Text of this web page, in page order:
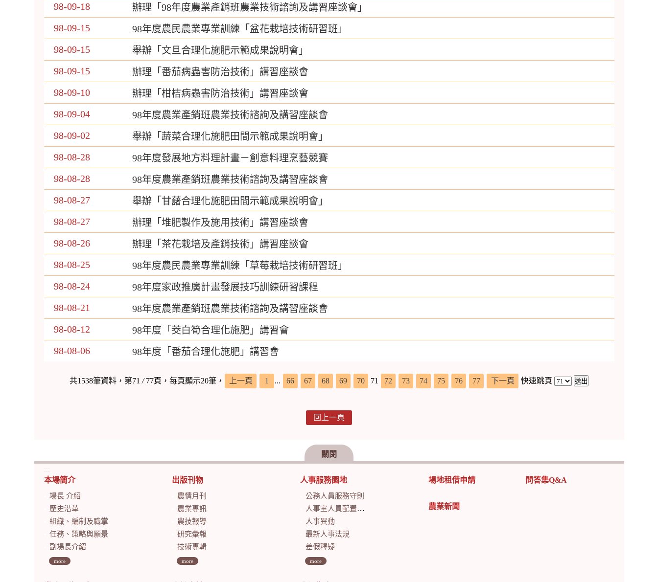
98-09-18
辦理「98年度農業產銷班農業技術諮詢及講習座談會」
98-09-15
98年度農民農業專業訓練「盆花栽培技術研習班」
98-09-15
舉辦「文旦合理化施肥示範成果說明會」
98-09-15
辦理「番茄病蟲害防治技術」講習座談會
98-09-10
辦理「柑桔病蟲害防治技術」講習座談會
98-09-04
98年度農業產銷班農業技術諮詢及講習座談會
98-09-02
舉辦「蔬菜合理化施肥田間示範成果說明會」
98-08-28
98年度發展地方料理計畫－創意料理烹藝競賽
98-08-28
98年度農業產銷班農業技術諮詢及講習座談會
98-08-27
舉辦「甘藷合理化施肥田間示範成果說明會」
98-08-27
辦理「堆肥製作及施用技術」講習座談會
98-08-26
辦理「茶花栽培及產銷技術」講習座談會
98-08-25
98年度農民農業專業訓練「草莓栽培技術研習班」
98-08-24
98年度家政推廣計畫發展技巧訓練研習課程
98-08-21
98年度農業產銷班農業技術諮詢及講習座談會
98-08-12
98年度「茭白筍合理化施肥」講習會
98-08-06
98年度「番茄合理化施肥」講習會
共1538筆資料，第71 /77頁，每頁顯示20筆， 上一頁 1 ... 66 67 68 69 70 71 72 73 74 75 76 77 下一頁 快速跳頁
回上一頁
關閉
:::
本場簡介
場長 介紹
歷史沿革
組織、編制及職掌
任務、策略與願景
副場長介紹
more
出版刊物
農情月刊
農業專訊
農技報導
研究彙報
技術專輯
more
人事服務園地
公務人員服務守則
人事室人員配置及業務職掌
人事異動
最新人事法規
差假釋疑
more
場地租借申請
農業新聞
問答集Q&A